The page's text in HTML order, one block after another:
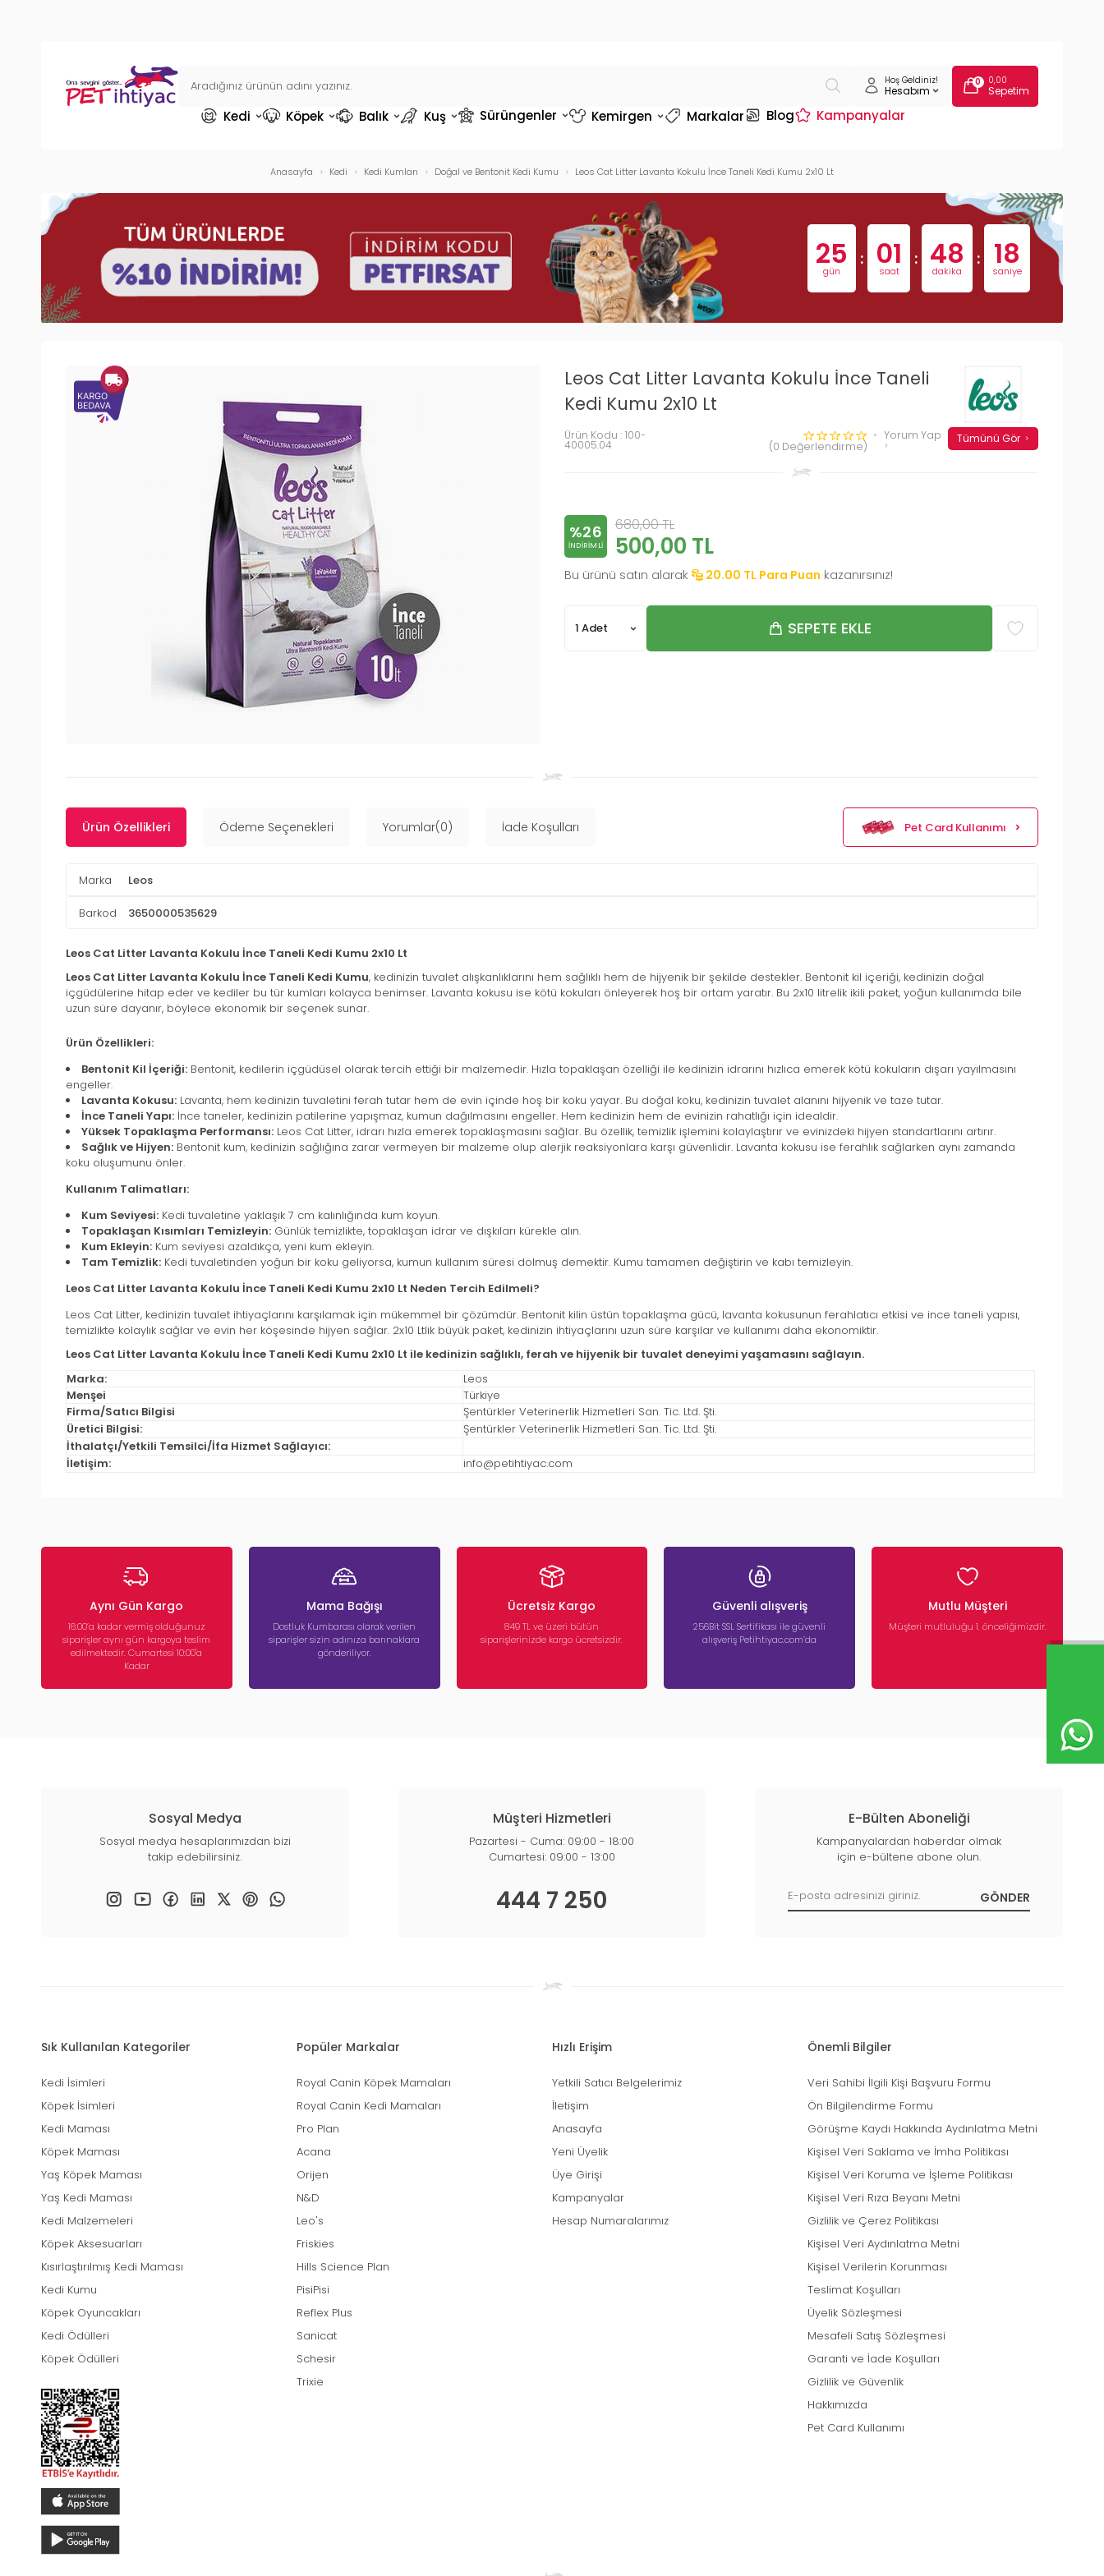
Hoş Geldiniz!
Hesabım
0 0,00
Sepetim
Kedi Köpek Balık Kuş Sürüngenler Kemirgen Markalar Blog Kampanyalar
Anasayfa Kedi Kedi Kumları Doğal ve Bentonit Kedi Kumu Leos Cat Litter Lavanta Kokulu İnce Taneli Kedi Kumu 2x10 Lt
25
gün
: 01
saat
: 48
dakika
: 17
saniye
Leos Cat Litter Lavanta Kokulu İnce Taneli
Kedi Kumu 2x10 Lt
Ürün Kodu : 100-
40005.04 (0 Değerlendirme)
Yorum Yap Tümünü Gör
%26
INDIRIMLI
680,00TL
500,00 TL
Bu ürünü satın alarak 20.00 TL Para Puan kazanırsınız!
SEPETE EKLE
Ürün Özellikleri Ödeme Seçenekleri Yorumlar(0) İade Koşulları Pet Card Kullanımı
Marka Leos
Barkod 3650000535629
Leos Cat Litter Lavanta Kokulu İnce Taneli Kedi Kumu 2x10 Lt
Leos Cat Litter Lavanta Kokulu İnce Taneli Kedi Kumu, kedinizin tuvalet alışkanlıklarını hem sağlıklı hem de hijyenik bir şekilde destekler. Bentonit kil içeriği, kedinizin doğal
içgüdülerine hitap eder ve kediler bu tür kumları kolayca benimser. Lavanta kokusu ise kötü kokuları önleyerek hoş bir ortam yaratır. Bu 2x10 litrelik ikili paket, yoğun kullanımda bile
uzun süre dayanır, böylece ekonomik bir seçenek sunar.
Ürün Özellikleri:
Bentonit Kil İçeriği: Bentonit, kedilerin içgüdüsel olarak tercih ettiği bir malzemedir. Hızla topaklaşan özelliği ile kedinizin idrarını hızlıca emerek kötü kokuların dışarı yayılmasını
engeller.
Lavanta Kokusu: Lavanta, hem kedinizin tuvaletini ferah tutar hem de evin içinde hoş bir koku yayar. Bu doğal koku, kedinizin tuvalet alanını hijyenik ve taze tutar.
İnce Taneli Yapı: İnce taneler, kedinizin patilerine yapışmaz, kumun dağılmasını engeller. Hem kedinizin hem de evinizin rahatlığı için idealdir.
Yüksek Topaklaşma Performansı: Leos Cat Litter, idrarı hızla emerek topaklaşmasını sağlar. Bu özellik, temizlik işlemini kolaylaştırır ve evinizdeki hijyen standartlarını artırır.
Sağlık ve Hijyen: Bentonit kum, kedinizin sağlığına zarar vermeyen bir malzeme olup alerjik reaksiyonlara karşı güvenlidir. Lavanta kokusu ise ferahlık sağlarken aynı zamanda
koku oluşumunu önler.
Kullanım Talimatları:
Kum Seviyesi: Kedi tuvaletine yaklaşık 7 cm kalınlığında kum koyun.
Topaklaşan Kısımları Temizleyin: Günlük temizlikte, topaklaşan idrar ve dışkıları kürekle alın.
Kum Ekleyin: Kum seviyesi azaldıkça, yeni kum ekleyin.
Tam Temizlik: Kedi tuvaletinden yoğun bir koku geliyorsa, kumun kullanım süresi dolmuş demektir. Kumu tamamen değiştirin ve kabı temizleyin.
Leos Cat Litter Lavanta Kokulu İnce Taneli Kedi Kumu 2x10 Lt Neden Tercih Edilmeli?
Leos Cat Litter, kedinizin tuvalet ihtiyaçlarını karşılamak için mükemmel bir çözümdür. Bentonit kilin üstün topaklaşma gücü, lavanta kokusunun ferahlatıcı etkisi ve ince taneli yapısı,
temizlikte kolaylık sağlar ve evin her köşesinde hijyen sağlar. 2x10 Ltlik büyük paket, kedinizin ihtiyaçlarını uzun süre karşılar ve kullanımı daha ekonomiktir.
Leos Cat Litter Lavanta Kokulu İnce Taneli Kedi Kumu 2x10 Lt ile kedinizin sağlıklı, ferah ve hijyenik bir tuvalet deneyimi yaşamasını sağlayın.
Marka:
Leos
Menşei
Türkiye
Firma/Satıcı Bilgisi
Şentürkler Veterinerlik Hizmetleri San. Tic. Ltd. Şti.
Üretici Bilgisi:
Şentürkler Veterinerlik Hizmetleri San. Tic. Ltd. Şti.
İthalatçı/Yetkili Temsilci/İfa Hizmet Sağlayıcı:
İletişim:
info@petihtiyac.com
Aynı Gün Kargo
16:00’a kadar vermiş olduğunuz
siparişler aynı gün kargoya teslim
edilmektedir. Cumartesi 10:00'a
Kadar
Mama Bağışı
Dostluk Kumbarası olarak verilen
siparişler sizin adınıza barınaklara
gönderiliyor.
Ücretsiz Kargo
849 TL ve üzeri bütün
siparişlerinizde kargo ücretsizdir.
Güvenli alışveriş
256Bit SSL Sertifikası ile güvenli
alışveriş Petihtiyac.com’da
Mutlu Müşteri
Müşteri mutluluğu 1. önceliğimizdir.
Sosyal Medya
Sosyal medya hesaplarımızdan bizi
takip edebilirsiniz.
Müşteri Hizmetleri
Pazartesi - Cuma: 09:00 - 18:00
Cumartesi: 09:00 - 13:00
444 7 250
E-Bülten Aboneliği
Kampanyalardan haberdar olmak
için e-bültene abone olun.
Sık Kullanılan Kategoriler
Kedi İsimleri
Köpek İsimleri
Kedi Maması
Köpek Maması
Yaş Köpek Maması
Yaş Kedi Maması
Kedi Malzemeleri
Köpek Aksesuarları
Kısırlaştırılmış Kedi Maması
Kedi Kumu
Köpek Oyuncakları
Kedi Ödülleri
Köpek Ödülleri
Popüler Markalar
Royal Canin Köpek Mamaları
Royal Canin Kedi Mamaları
Pro Plan
Acana
Orijen
N&D
Leo's
Friskies
Hills Science Plan
PisiPisi
Reflex Plus
Sanicat
Schesir
Trixie
Hızlı Erişim
Yetkili Satıcı Belgelerimiz
İletişim
Anasayfa
Yeni Üyelik
Üye Girişi
Kampanyalar
Hesap Numaralarımız
Önemli Bilgiler
Veri Sahibi İlgili Kişi Başvuru Formu
Ön Bilgilendirme Formu
Görüşme Kaydı Hakkında Aydınlatma Metni
Kişisel Veri Saklama ve İmha Politikası
Kişisel Veri Koruma ve İşleme Politikası
Kişisel Veri Rıza Beyanı Metni
Gizlilik ve Çerez Politikası
Kişisel Veri Aydınlatma Metni
Kişisel Verilerin Korunması
Teslimat Koşulları
Üyelik Sözleşmesi
Mesafeli Satış Sözleşmesi
Garanti ve İade Koşulları
Gizlilik ve Güvenlik
Hakkımızda
Pet Card Kullanımı